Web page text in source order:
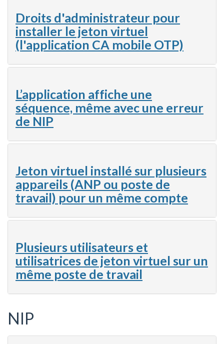
Droits d'administrateur pour
installer le jeton virtuel
(l'application CA mobile OTP)
L’application affiche une
séquence, même avec une erreur
de NIP
Jeton virtuel installé sur plusieurs
appareils (ANP ou poste de
travail) pour un même compte
Plusieurs utilisateurs et
utilisatrices de jeton virtuel sur un
même poste de travail
NIP